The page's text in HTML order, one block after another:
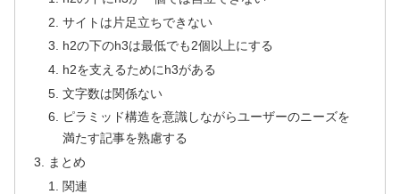
サイトは片足立ちできない
h2の下のh3は最低でも2個以上にする
h2を支えるためにh3がある
文字数は関係ない
ピラミッド構造を意識しながらユーザーのニーズを
満たす記事を熟慮する
まとめ
関連